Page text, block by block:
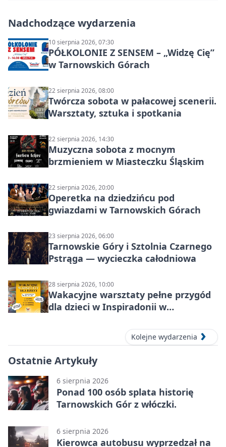
Nadchodzące wydarzenia
10 sierpnia 2026, 07:30
PÓŁKOLONIE Z SENSEM – „Widzę Cię”
w Tarnowskich Górach
22 sierpnia 2026, 08:00
Twórcza sobota w pałacowej scenerii.
Warsztaty, sztuka i spotkania
22 sierpnia 2026, 14:30
Muzyczna sobota z mocnym
brzmieniem w Miasteczku Śląskim
22 sierpnia 2026, 20:00
Operetka na dziedzińcu pod
gwiazdami w Tarnowskich Górach
23 sierpnia 2026, 06:00
Tarnowskie Góry i Sztolnia Czarnego
Pstrąga — wycieczka całodniowa
28 sierpnia 2026, 10:00
Wakacyjne warsztaty pełne przygód
dla dzieci w Inspiradonii w
Kolejne wydarzenia
Ostatnie Artykuły
6 sierpnia 2026
Ponad 100 osób splata historię
Tarnowskich Gór z włóczki.
6 sierpnia 2026
Kierowca autobusu wyprzedzał na